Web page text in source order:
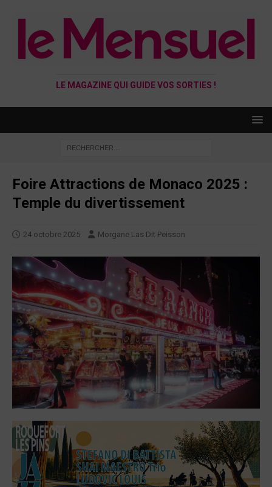
LE MAGAZINE QUI GUIDE VOS SORTIES !
Foire Attractions de Monaco 2025 :
Temple du divertissement
24 octobre 2025 Morgane Las Dit Peisson